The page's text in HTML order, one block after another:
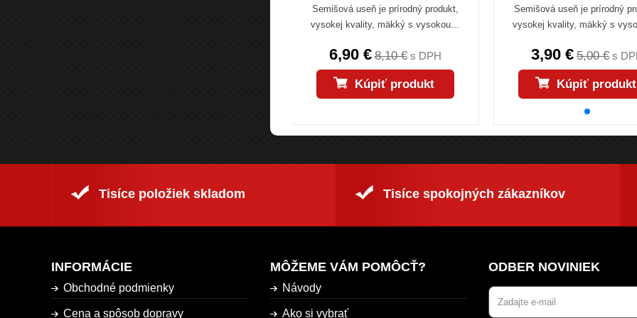
Semišová useň je prírodný produkt,
vysokej kvality, mäkký s vysokou...
6,90 € 8,10 €s DPH
Kúpiť produkt
Semišová useň je prírodný
vysokej kvality, mäkký s
3,90 € 5,00 €s
Kúpiť produkt
Tisíce položiek skladom Tisíce spokojných zákazníkov
INFORMÁCIE
Obchodné podmienky
Cena a spôsob dopravy
MÔŽEME VÁM POMÔCŤ?
Návody
Ako si vybrať
ODBER NOVINIEK